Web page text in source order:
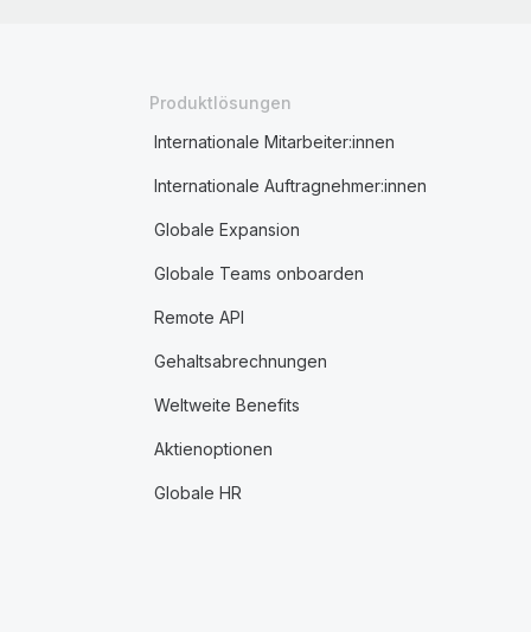
Produktlösungen
Internationale Mitarbeiter:innen
Internationale Auftragnehmer:innen
Globale Expansion
Globale Teams onboarden
Remote API
Gehaltsabrechnungen
Weltweite Benefits
Aktienoptionen
Globale HR